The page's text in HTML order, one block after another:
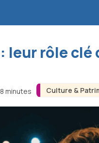
Culture &
leur rôle
minutes